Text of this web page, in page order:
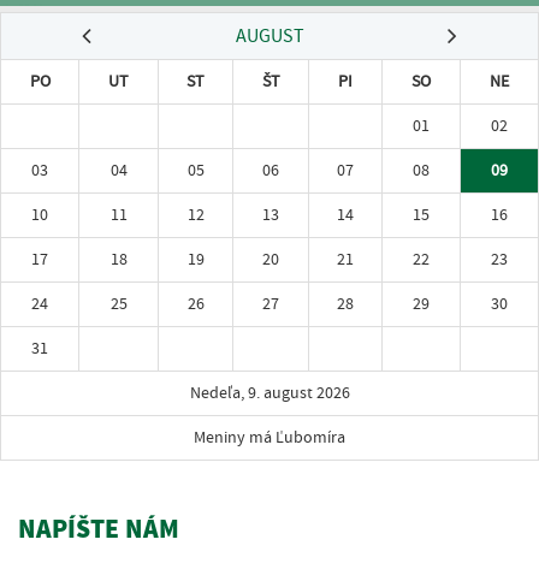
AUGUST
PO UT ST ŠT PI SO
NE
01
02
03
04 05 06 07 08
09
10
11 12 13 14 15
16
17
18 19 20 21 22
23
24
25 26 27 28 29
30
31
Nedeľa, 9. august 2026
Meniny má Ľubomíra
NAPÍŠTE NÁM